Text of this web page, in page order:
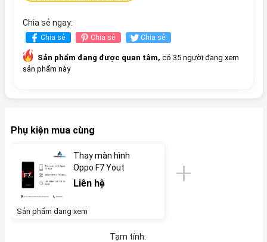
Chia sẻ ngay:
Chia sẻ Chia sẻ Chia sẻ
Sản phẩm đang được quan tâm, có 35 người đang xem
sản phẩm này
Phụ kiện mua cùng
Thay màn hình
Oppo F7 Yout
Liên hệ
Sản phẩm đang xem
Tạm tính: